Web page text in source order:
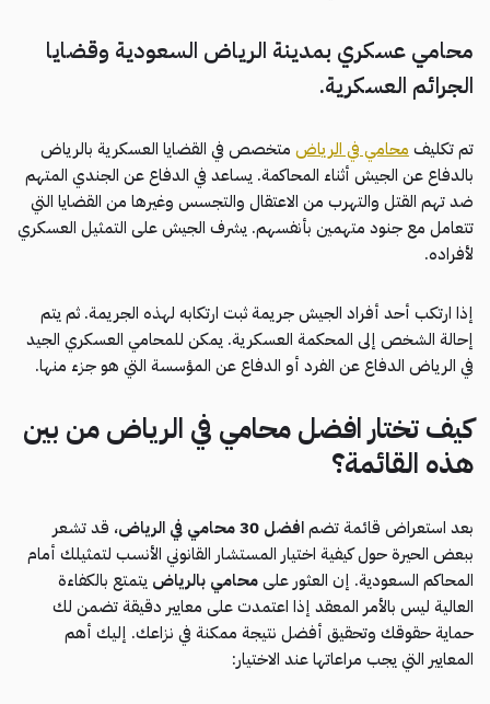
محامي عسكري بمدينة الرياض السعودية وقضايا
الجرائم العسكرية.
تم تكليف محامي في الرياض متخصص في القضايا العسكرية بالرياض
بالدفاع عن الجيش أثناء المحاكمة. يساعد في الدفاع عن الجندي المتهم
ضد تهم القتل والتهرب من الاعتقال والتجسس وغيرها من القضايا التي
تتعامل مع جنود متهمين بأنفسهم. يشرف الجيش على التمثيل العسكري
لأفراده.
إذا ارتكب أحد أفراد الجيش جريمة ثبت ارتكابه لهذه الجريمة. ثم يتم
إحالة الشخص إلى المحكمة العسكرية. يمكن للمحامي العسكري الجيد
في الرياض الدفاع عن الفرد أو الدفاع عن المؤسسة التي هو جزء منها.
كيف تختار افضل محامي في الرياض من بين
هذه القائمة؟
بعد استعراض قائمة تضمافضل 30 محامي في الرياض
، قد تشعر
ببعض الحيرة حول كيفية اختيار المستشار القانوني الأنسب لتمثيلك أمام
المحاكم السعودية. إن العثور علىمحامي بالرياض يتمتع بالكفاءة
العالية ليس بالأمر المعقد إذا اعتمدت على معايير دقيقة تضمن لك
حماية حقوقك وتحقيق أفضل نتيجة ممكنة في نزاعك. إليك أهم
المعايير التي يجب مراعاتها عند الاختيار: